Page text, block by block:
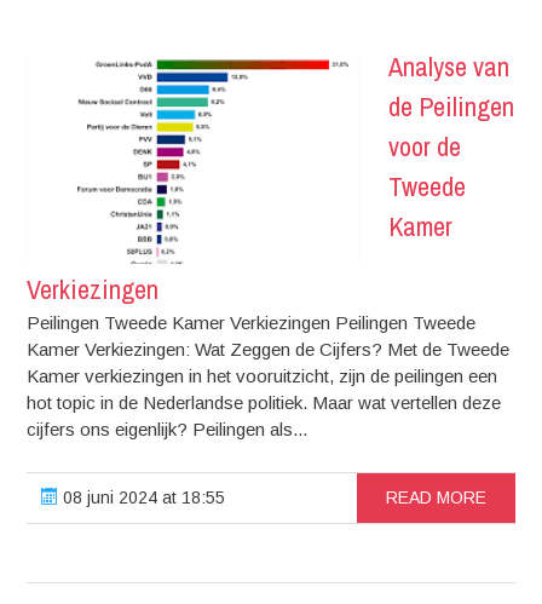
Analyse van
de Peilingen
voor de
Tweede
Kamer
Verkiezingen
Peilingen Tweede Kamer Verkiezingen Peilingen Tweede
Kamer Verkiezingen: Wat Zeggen de Cijfers? Met de Tweede
Kamer verkiezingen in het vooruitzicht, zijn de peilingen een
hot topic in de Nederlandse politiek. Maar wat vertellen deze
cijfers ons eigenlijk? Peilingen als...
08 juni 2024 at 18:55 READ MORE